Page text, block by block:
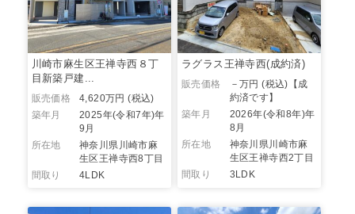
川崎市麻生区王禅寺西８丁
目新築戸建...
販売価格
4,620万円 (税込)
築年月
2025年(令和7年)年
9月
所在地
神奈川県川崎市麻
生区王禅寺西8丁目
間取り
4LDK
ラグラス王禅寺西(成約済)
販売価格 －万円 (税込) 【成
約済です】
築年月
2026年(令和8年)年
8月
所在地
神奈川県川崎市麻
生区王禅寺西2丁目
間取り
3LDK